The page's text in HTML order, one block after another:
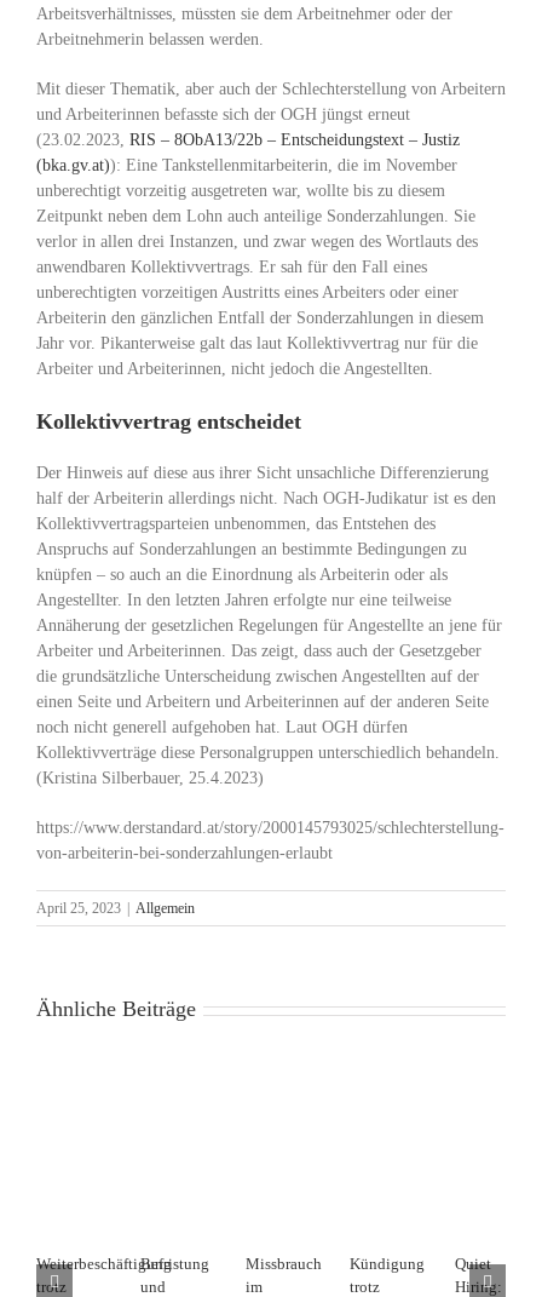
Arbeitsverhältnisses, müssten sie dem Arbeitnehmer oder der
Arbeitnehmerin belassen werden.
Mit dieser Thematik, aber auch der Schlechterstellung von Arbeitern
und Arbeiterinnen befasste sich der OGH jüngst erneut
(23.02.2023, RIS – 8ObA13/22b – Entscheidungstext – Justiz
(bka.gv.at)): Eine Tankstellenmitarbeiterin, die im November
unberechtigt vorzeitig ausgetreten war, wollte bis zu diesem
Zeitpunkt neben dem Lohn auch anteilige Sonderzahlungen. Sie
verlor in allen drei Instanzen, und zwar wegen des Wortlauts des
anwendbaren Kollektivvertrags. Er sah für den Fall eines
unberechtigten vorzeitigen Austritts eines Arbeiters oder einer
Arbeiterin den gänzlichen Entfall der Sonderzahlungen in diesem
Jahr vor. Pikanterweise galt das laut Kollektivvertrag nur für die
Arbeiter und Arbeiterinnen, nicht jedoch die Angestellten.
Kollektivvertrag entscheidet
Der Hinweis auf diese aus ihrer Sicht unsachliche Differenzierung
half der Arbeiterin allerdings nicht. Nach OGH-Judikatur ist es den
Kollektivvertragsparteien unbenommen, das Entstehen des
Anspruchs auf Sonderzahlungen an bestimmte Bedingungen zu
knüpfen – so auch an die Einordnung als Arbeiterin oder als
Angestellter. In den letzten Jahren erfolgte nur eine teilweise
Annäherung der gesetzlichen Regelungen für Angestellte an jene für
Arbeiter und Arbeiterinnen. Das zeigt, dass auch der Gesetzgeber
die grundsätzliche Unterscheidung zwischen Angestellten auf der
einen Seite und Arbeitern und Arbeiterinnen auf der anderen Seite
noch nicht generell aufgehoben hat. Laut OGH dürfen
Kollektivverträge diese Personalgruppen unterschiedlich behandeln.
(Kristina Silberbauer, 25.4.2023)
https://www.derstandard.at/story/2000145793025/schlechterstellung-
von-arbeiterin-bei-sonderzahlungen-erlaubt
April 25, 2023 Allgemein
Ähnliche Beiträge
Weiterbeschäftigung
trotz
Befristung
und
Missbrauch
im
Kündigung
trotz
Quiet
Hiring: